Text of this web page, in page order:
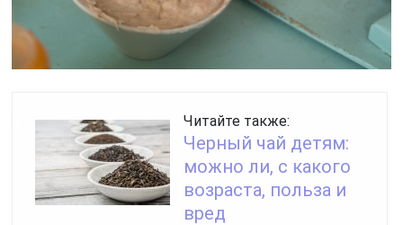
Читайте также:
Черный чай детям:
можно ли, с какого
возраста, польза и
вред